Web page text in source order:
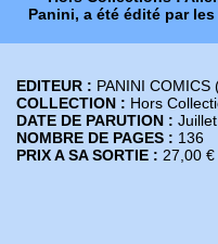
Panini, a été édité par
EDITEUR : PANINI COMICS
COLLECTION : Hors
DATE DE PARUTION :
NOMBRE DE PAGES : 136
PRIX A SA SORTIE : 27,00 €